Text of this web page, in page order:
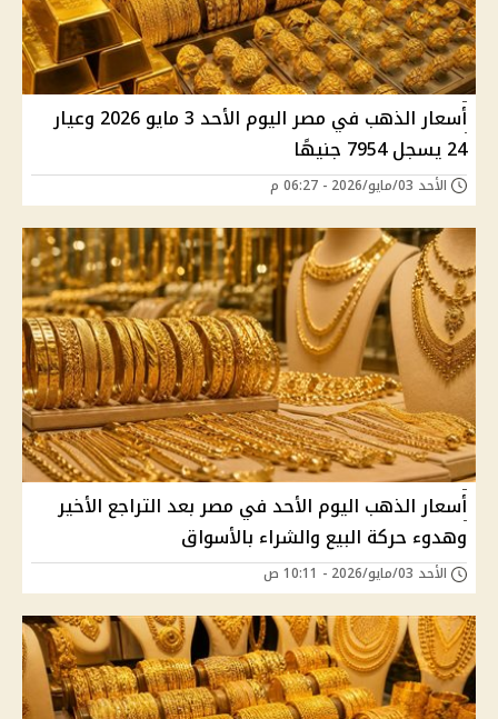
أسعار الذهب في مصر اليوم الأحد 3 مايو 2026 وعيار
24 يسجل 7954 جنيهًا
الأحد 03/مايو/2026 - 06:27 م
أسعار الذهب اليوم الأحد في مصر بعد التراجع الأخير
وهدوء حركة البيع والشراء بالأسواق
الأحد 03/مايو/2026 - 10:11 ص